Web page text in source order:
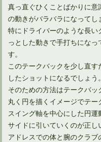
ユーティリティは打ち方によ
真っ直ぐひくことばかりに
の動きがバラバラになってし
特にドライバーのような長
っとした動きで手打ちにな
す。
このテークバックを少し直
したショットになるでしょう。
そのための方法はテークバッ
丸く円を描くイメージでテー
スイング軸を中心にした円
サイドに引いていくのが正し
アドレスでの体と腕のクラ